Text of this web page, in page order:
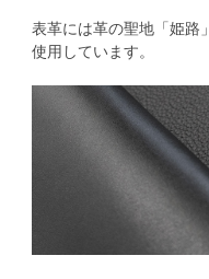
表革には革の聖地「姫路
使用しています。